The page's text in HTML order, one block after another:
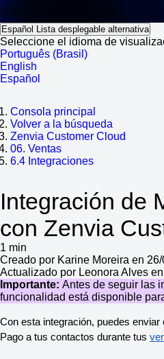
Español Lista desplegable alternativa
Seleccione el idioma de
Português (Brasil)
English
Español
Consola principal
Volver a la búsqueda
Zenvia Customer Cloud
06. Ventas
6.4 Integraciones
Integración de
con Zenvia
1 min
Creado por Karine Moreira en
Actualizado por Leonora Alves
Importante: Antes de seguir las
funcionalidad está disponible
Con esta integración, puedes
Pago a tus contactos durante tus